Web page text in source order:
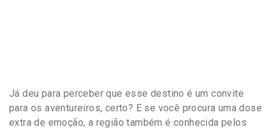
Já deu para perceber que esse destino é um convite
para os aventureiros, certo? E se você procura uma dose
extra de emoção, a região também é conhecida pelos